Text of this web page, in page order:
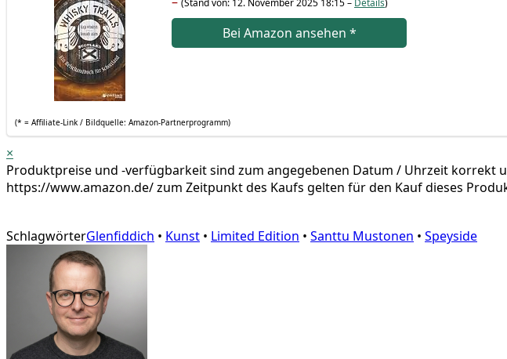
Bei Ama­zon anse­hen *
(* = Affi­lia­te-Link / Bild­quel­le: Amazon-Partnerprogramm)
×
Pro­dukt­prei­se und ‑ver­füg­bar­keit sind zum ange­ge­be­nen Datum / Uhr­zeit
https://www.amazon.de/ zum Zeit­punkt des Kaufs gel­ten für den Kauf die­ses
SchlagwörterGlenfiddich • Kunst • Limited Edition • Santtu Mustonen • Speyside